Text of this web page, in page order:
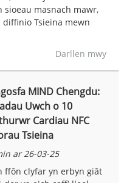
masnach mawr,
Tsieina mewn
Darllen mwy
MIND Chengdu:
Uwch o 10
Cardiau NFC
Tsieina
ar 26-03-25
ffôn clyfar yn erbyn giât